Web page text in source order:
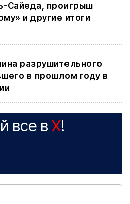
Сайеда, проигрыш
и другие итоги
разрушительного
в прошлом году в
все в X!